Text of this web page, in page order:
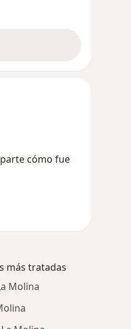
cómo fue
más tratadas
Molina